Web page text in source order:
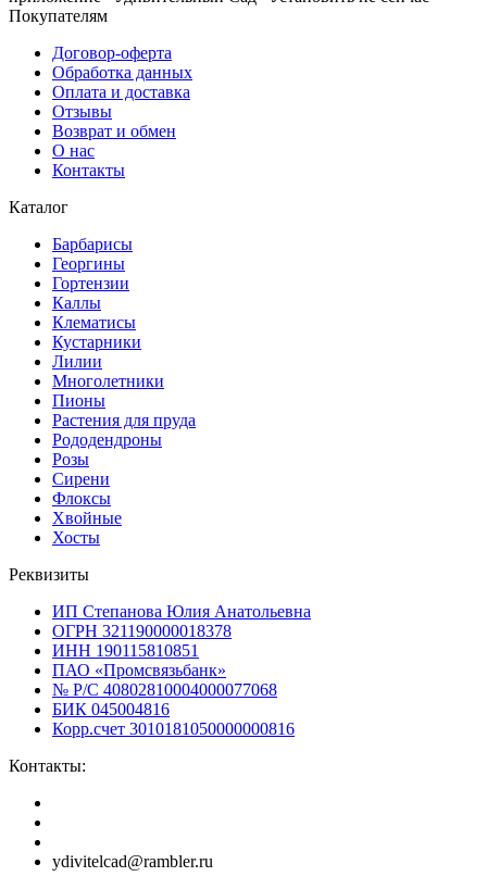
Покупателям
Договор-оферта
Обработка данных
Оплата и доставка
Отзывы
Возврат и обмен
О нас
Контакты
Каталог
Барбарисы
Георгины
Гортензии
Каллы
Клематисы
Кустарники
Лилии
Многолетники
Пионы
Растения для пруда
Рододендроны
Розы
Сирени
Флоксы
Хвойные
Хосты
Реквизиты
ИП Степанова Юлия Анатольевна
ОГРН 321190000018378
ИНН 190115810851
ПАО «Промсвязьбанк»
№ Р/С 40802810004000077068
БИК 045004816
Корр.счет 3010181050000000816
Контакты:
ydivitelcad@rambler.ru